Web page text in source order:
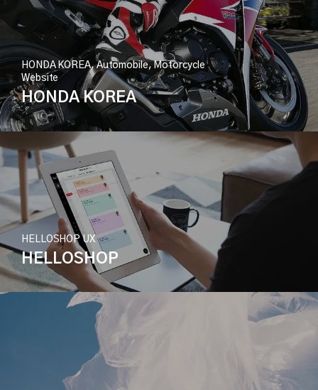
HONDA KOREA, Automobile, Motorcycle
Website
HONDA KOREA
HELLOSHOP UX
HELLOSHOP